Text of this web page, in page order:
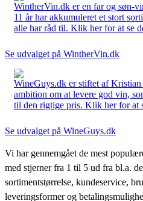
WintherVin.dk er en far og søn-
11 år har akkumuleret et stort
alle har råd til. Klik her for at se
Se udvalget på WintherVin.dk
WineGuys.dk er stiftet af Kristian
ambition om at levere god vin,
til den rigtige pris. Klik her for at
Se udvalget på WineGuys.dk
Vi har gennemgået de mest
med stjerner fra 1 til 5 ud fra bl.a.
sortimentstørrelse, kundeservice,
leveringsformer og